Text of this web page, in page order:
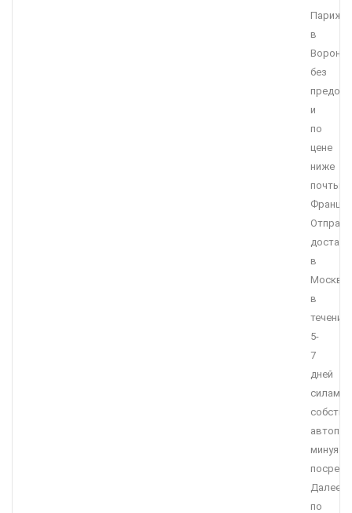
Парижа
в
без
и
по
цене
ниже
почты
в
Москву
в
течение
5-
7
дней
силами
минуя
Далее
по